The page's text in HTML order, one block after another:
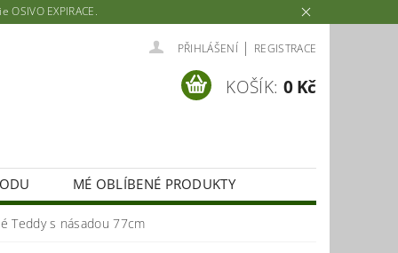
EXPIRACE.
PŘIHLÁŠENÍ | REGISTRACE
KOŠÍK: 0 Kč
MÉ OBLÍBENÉ PRODUKTY
Teddy s násadou 77cm